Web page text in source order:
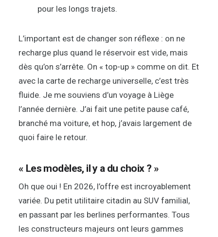
pour les longs trajets.
L’important est de changer son réflexe : on ne
recharge plus quand le réservoir est vide, mais
dès qu’on s’arrête. On « top-up » comme on dit. Et
avec la carte de recharge universelle, c’est très
fluide. Je me souviens d’un voyage à Liège
l’année dernière. J’ai fait une petite pause café,
branché ma voiture, et hop, j’avais largement de
quoi faire le retour.
« Les modèles, il y a du choix ? »
Oh que oui ! En 2026, l’offre est incroyablement
variée. Du petit utilitaire citadin au SUV familial,
en passant par les berlines performantes. Tous
les constructeurs majeurs ont leurs gammes